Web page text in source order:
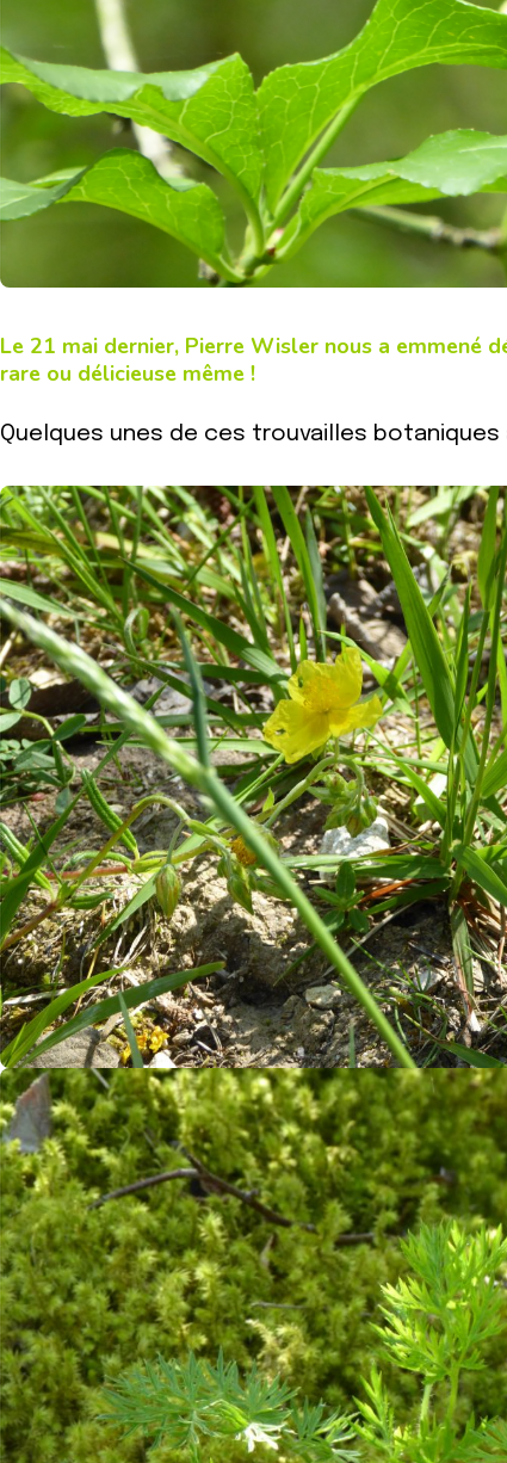
Le 21 mai dernier, Pierre Wisler nous a emmené
rare ou délicieuse même !
Quelques unes de ces trouvailles